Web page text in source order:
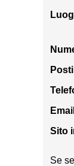
Email
Sito
Se